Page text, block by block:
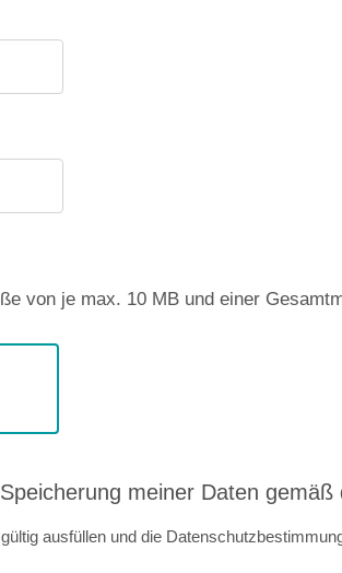
von je max. 10 MB und einer
meiner Daten gemäß
ausfüllen und die